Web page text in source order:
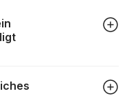
dass Teile beschädigt
Fällen gehen